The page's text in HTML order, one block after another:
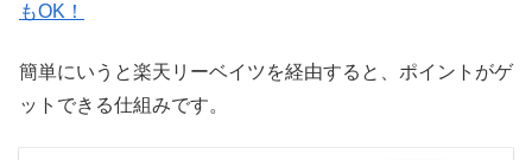
もOK！
簡単にいうと楽天リーベイツを経由すると、ポイントがゲ
ットできる仕組みです。